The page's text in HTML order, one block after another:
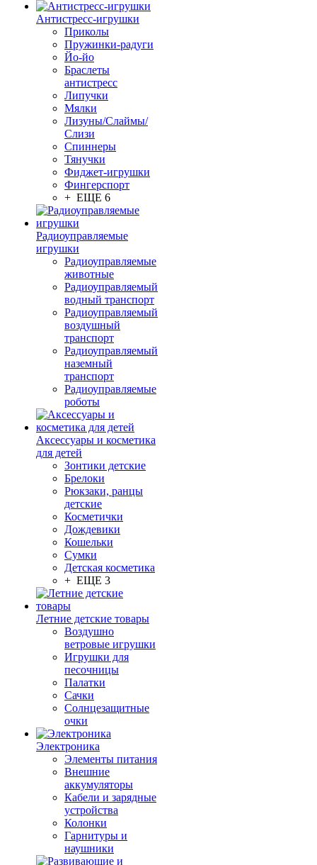
Антистресс-игрушки
Приколы
Пружинки-радуги
Йо-йо
Браслеты
антистресс
Липучки
Мялки
Лизуны/Слаймы/
Слизи
Спиннеры
Тянучки
Фиджет-игрушки
Фингерспорт
+ ЕЩЕ 6
Радиоуправляемые
игрушки
Радиоуправляемые
животные
Радиоуправляемый
водный транспорт
Радиоуправляемый
воздушный
транспорт
Радиоуправляемый
наземный
транспорт
Радиоуправляемые
роботы
Аксессуары и косметика
для детей
Зонтики детские
Брелоки
Рюкзаки, ранцы
детские
Косметички
Дождевики
Кошельки
Сумки
Детская косметика
+ ЕЩЕ 3
Летние детские товары
Воздушно
ветровые игрушки
Игрушки для
песочницы
Палатки
Сачки
Солнцезащитные
очки
Электроника
Элементы питания
Внешние
аккумуляторы
Кабели и зарядные
устройства
Колонки
Гарнитуры и
наушники